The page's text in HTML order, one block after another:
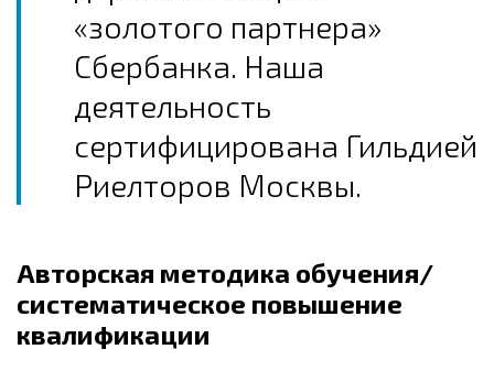
«золотого партнера»
Сбербанка. Наша
деятельность
сертифицирована Гильдией
Риелторов Москвы.
Авторская методика обучения/
систематическое повышение
квалификации